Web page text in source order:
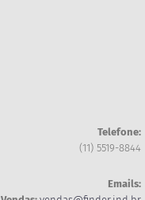
Telefone:
(11) 5519-8844
Emails: